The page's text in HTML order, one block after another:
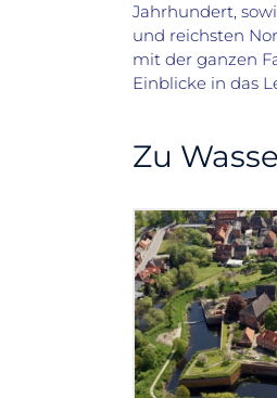
Jahrhundert,
und reichsten
mit der ganzen
Einblicke in das
Zu